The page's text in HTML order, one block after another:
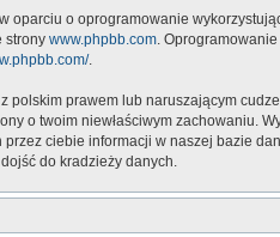
w oparciu o oprogramowanie
strony www.phpbb.com.
.
prawem lub naruszającym
o twoim niewłaściwym zachowaniu.
ciebie informacji w naszej bazie
do kradzieży danych.